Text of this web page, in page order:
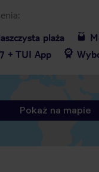
plaża
+ TUI App
Pokaż na mapie